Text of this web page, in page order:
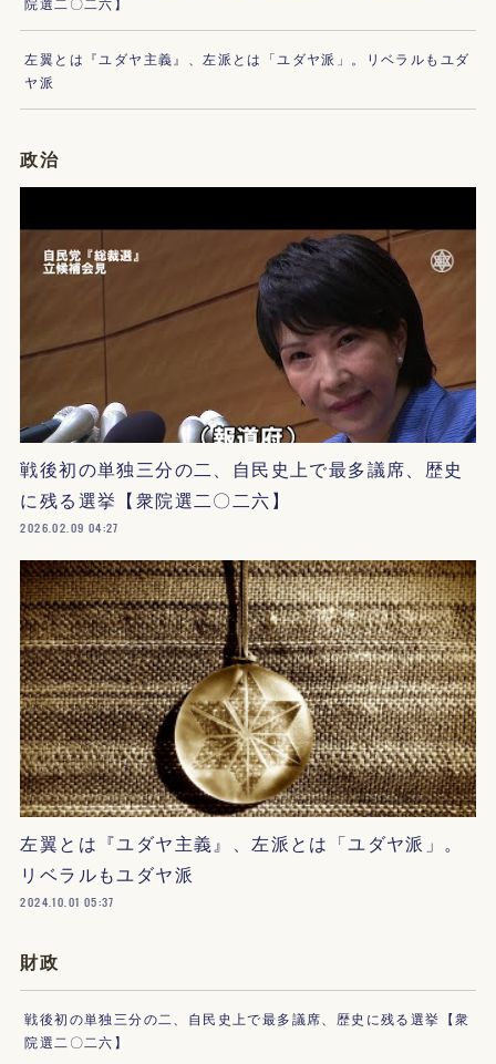
左翼とは『ユダヤ主義』、左派とは「ユダヤ派」。リベラルもユダ
ヤ派
政治
戦後初の単独三分の二、自民史上で最多議席、歴史
に残る選挙【衆院選二〇二六】
2026.02.09 04:27
左翼とは『ユダヤ主義』、左派とは「ユダヤ派」。
リベラルもユダヤ派
2024.10.01 05:37
財政
戦後初の単独三分の二、自民史上で最多議席、歴史に残る選挙【衆
院選二〇二六】